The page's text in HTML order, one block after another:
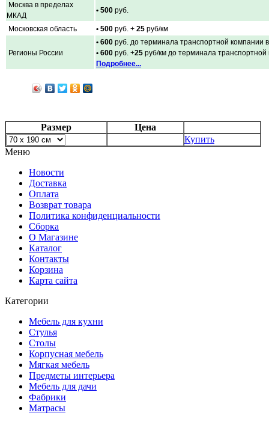
Москва в пределах
МКАД
• 500 руб.
Московская область • 500 руб. + 25 руб/км
Регионы России
• 600 руб. до терминала транспортной компании
• 600 руб. +25 руб/км до терминала
Подробнее...
Размер
Цена
Купить
Меню
Новости
Доставка
Оплата
Возврат товара
Политика конфиденциальности
Сборка
О Магазине
Каталог
Контакты
Корзина
Карта сайта
Категории
Мебель для кухни
Стулья
Столы
Корпусная мебель
Мягкая мебель
Предметы интерьера
Мебель для дачи
Фабрики
Матраcы